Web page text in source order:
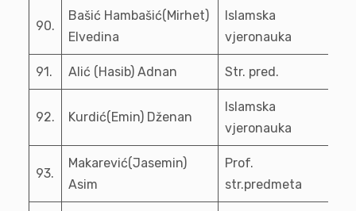
90.
Bašić Hambašić(Mirhet)
Elvedina
Islamska
vjeronauka
91. Alić (Hasib) Adnan Str. pred.
92. Kurdić(Emin) Dženan
Islamska
vjeronauka
93.
Makarević(Jasemin)
Asim
Prof.
str.predmeta